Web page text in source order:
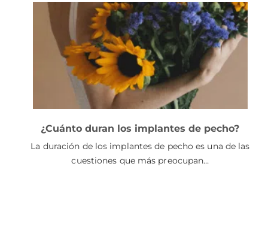
¿Cuánto duran los implantes de pecho?
La duración de los implantes de pecho es una de las
cuestiones que más preocupan…